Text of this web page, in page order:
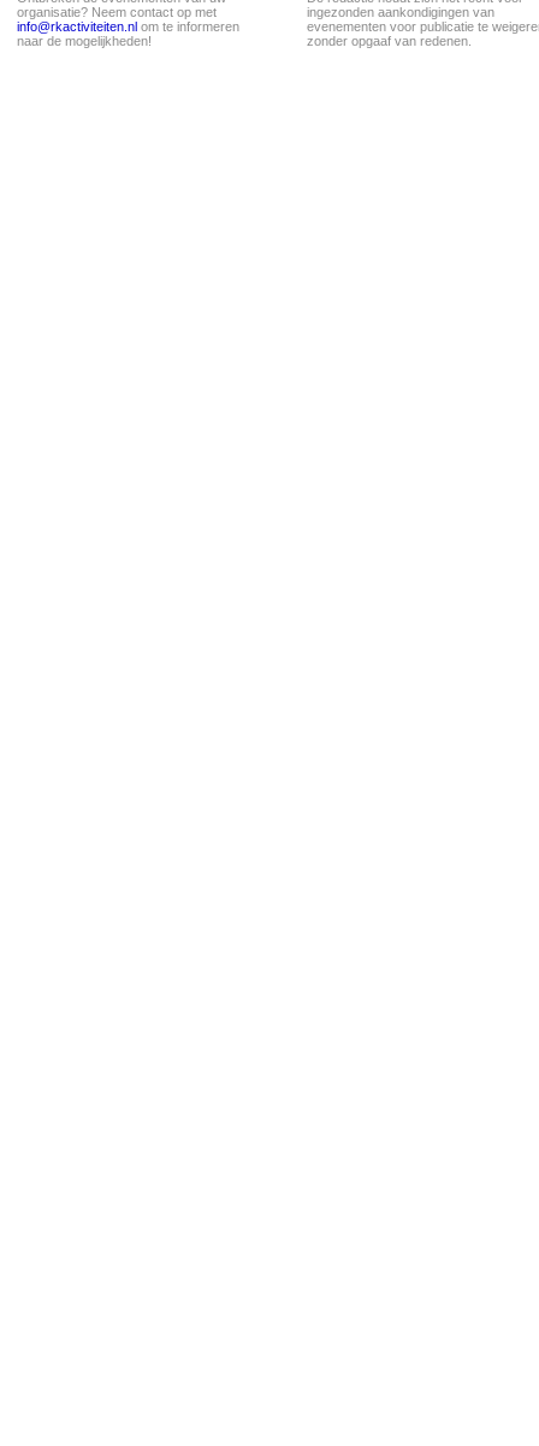
organisatie? Neem contact op met
info@rkactiviteiten.nl om te informeren
naar de mogelijkheden!
ingezonden aankondigingen van
evenementen voor publicatie te
zonder opgaaf van redenen.